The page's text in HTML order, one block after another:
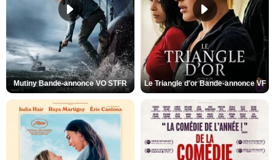
Mutiny Bande-annonce VO STFR Le Triangle d'or Bande-annonce VF